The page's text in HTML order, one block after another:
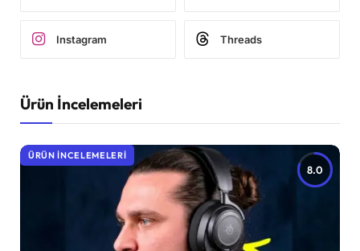
Instagram Threads
Ürün İncelemeleri
8.0
ÜRÜN İNCELEMELERI